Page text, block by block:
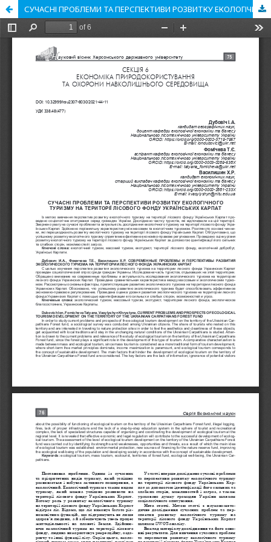
СУЧАСНІ ПРОБЛЕМИ ТА ПЕРСПЕКТИВИ РОЗВИТКУ ЕКОЛОГІЧНОГО ТУРИЗМУ НА ТЕРИТОРІЇ ЛІСОВОГО ФОНДУ УКРАЇНСЬКИХ КАРПАТ